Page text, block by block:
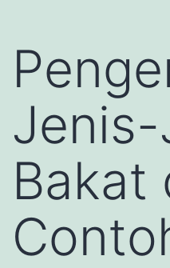
Bakat